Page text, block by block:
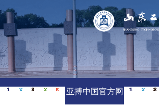
亚搏中国官方网